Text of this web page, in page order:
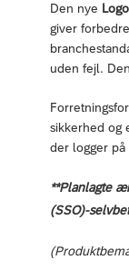
Den nye
giver
uden fejl.
sikkerhed og
der logger
**Planlagte
(SSO)-